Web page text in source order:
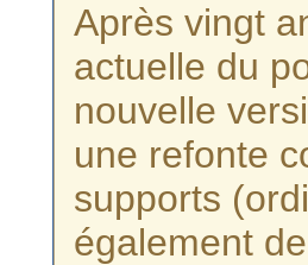
Après vingt
actuelle du
nouvelle
une refonte
supports
également